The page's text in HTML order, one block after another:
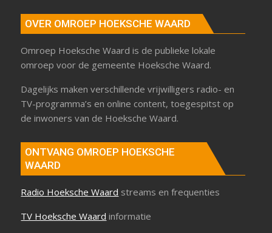
OVER OMROEP HOEKSCHE WAARD
Omroep Hoeksche Waard is de publieke lokale
omroep voor de gemeente Hoeksche Waard.
Dagelijks maken verschillende vrijwilligers radio- en
TV-programma’s en online content, toegespitst op
de inwoners van de Hoeksche Waard.
ONTVANG OMROEP HOEKSCHE
WAARD
Radio Hoeksche Waard streams en frequenties
TV Hoeksche Waard informatie